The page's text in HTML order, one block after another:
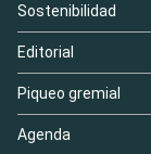
Sostenibilidad
Editorial
Piqueo gremial
Agenda